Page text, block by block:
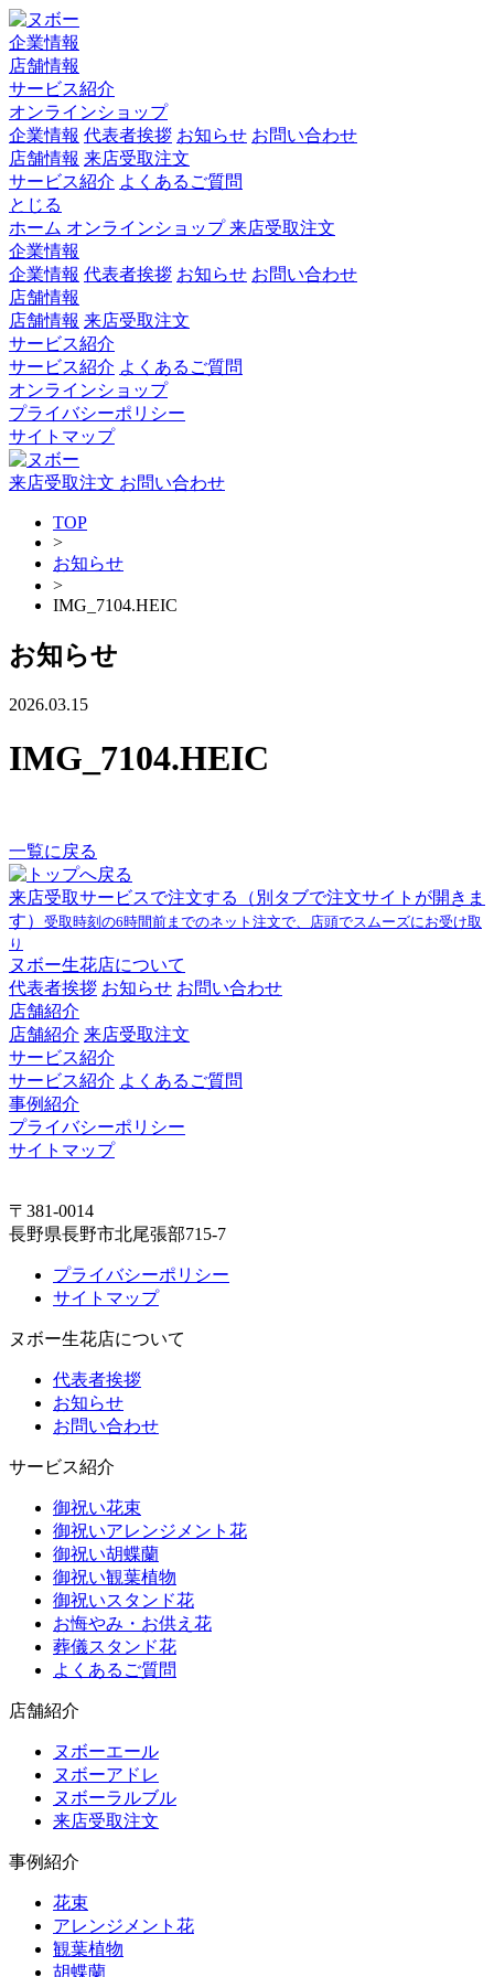
企業情報
店舗情報
サービス紹介
オンラインショップ
企業情報 代表者挨拶 お知らせ お問い合わせ
店舗情報 来店受取注文
サービス紹介 よくあるご質問
とじる
ホーム オンラインショップ来店受取注文
企業情報
企業情報 代表者挨拶 お知らせ お問い合わせ
店舗情報
店舗情報 来店受取注文
サービス紹介
サービス紹介 よくあるご質問
オンラインショップ
プライバシーポリシー
サイトマップ
来店受取注文 お問い合わせ
TOP
>
お知らせ
>
IMG_7104.HEIC
お知らせ
2026.03.15
IMG_7104.HEIC
一覧に戻る
来店受取サービスで注文する
（別タブで注文サイトが開きま
す） 受取時刻の6時間前までのネット注文で、店頭でスムーズにお受け取
り
ヌボー生花店について
代表者挨拶 お知らせ お問い合わせ
店舗紹介
店舗紹介 来店受取注文
サービス紹介
サービス紹介 よくあるご質問
事例紹介
プライバシーポリシー
サイトマップ
〒381-0014
長野県長野市北尾張部715-7
プライバシーポリシー
サイトマップ
ヌボー生花店について
代表者挨拶
お知らせ
お問い合わせ
サービス紹介
御祝い花束
御祝いアレンジメント花
御祝い胡蝶蘭
御祝い観葉植物
御祝いスタンド花
お悔やみ・お供え花
葬儀スタンド花
よくあるご質問
店舗紹介
ヌボーエール
ヌボーアドレ
ヌボーラルブル
来店受取注文
事例紹介
花束
アレンジメント花
観葉植物
胡蝶蘭